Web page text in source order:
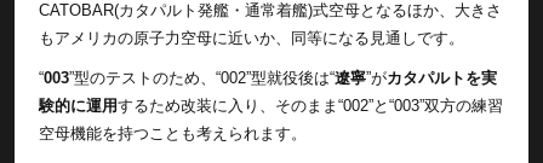
CATOBAR(カタパルト発艦・通常着艦)式空母となるほか、大きさ
もアメリカの原子力空母に近いか、同等になる見通しです。
“003”型のテストのため、“002”型就役後は“遼寧”がカタパルトを実
験的に運用するため改装に入り、そのまま“002”と“003”双方の練習
空母機能を持つことも考えられます。